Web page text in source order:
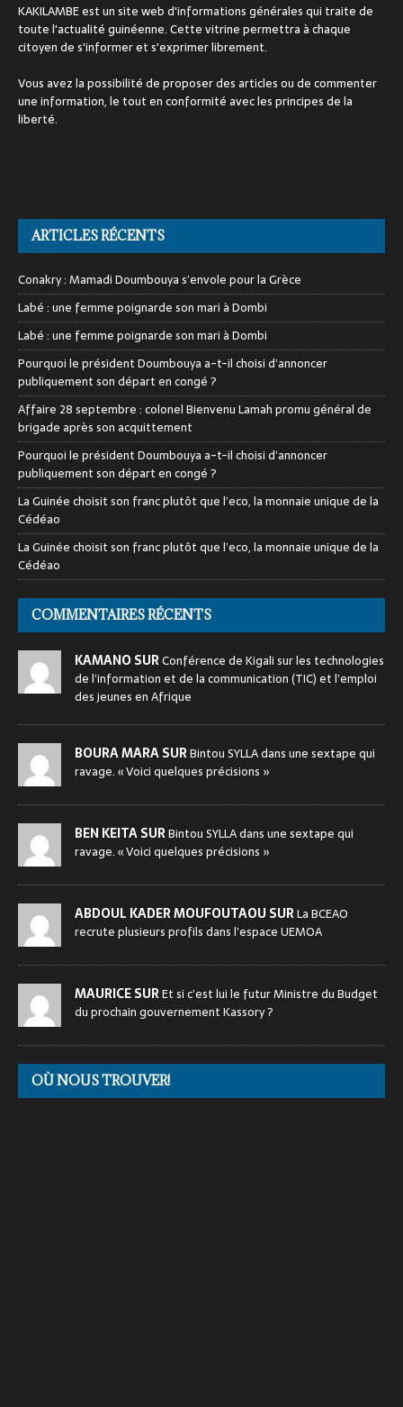
KAKILAMBE est un site web d'informations générales qui traite de
toute l'actualité guinéenne. Cette vitrine permettra à chaque
citoyen de s'informer et s'exprimer librement.
Vous avez la possibilité de proposer des articles ou de commenter
une information, le tout en conformité avec les principes de la
liberté.
ARTICLES RÉCENTS
Conakry : Mamadi Doumbouya s’envole pour la Grèce
Labé : une femme poignarde son mari à Dombi
Labé : une femme poignarde son mari à Dombi
Pourquoi le président Doumbouya a-t-il choisi d’annoncer
publiquement son départ en congé ?
Affaire 28 septembre : colonel Bienvenu Lamah promu général de
brigade après son acquittement
Pourquoi le président Doumbouya a-t-il choisi d’annoncer
publiquement son départ en congé ?
La Guinée choisit son franc plutôt que l’eco, la monnaie unique de la
Cédéao
La Guinée choisit son franc plutôt que l’eco, la monnaie unique de la
Cédéao
COMMENTAIRES RÉCENTS
KAMANO SURConférence de Kigali sur les technologies
de l’information et de la communication (TIC) et l’emploi
des jeunes en Afrique
BOURA MARA SURBintou SYLLA dans une sextape qui
ravage. « Voici quelques précisions »
BEN KEITA SURBintou SYLLA dans une sextape qui
ravage. « Voici quelques précisions »
ABDOUL KADER MOUFOUTAOU SURLa BCEAO
recrute plusieurs profils dans l’espace UEMOA
MAURICE SUREt si c’est lui le futur Ministre du Budget
du prochain gouvernement Kassory ?
OÙ NOUS TROUVER!